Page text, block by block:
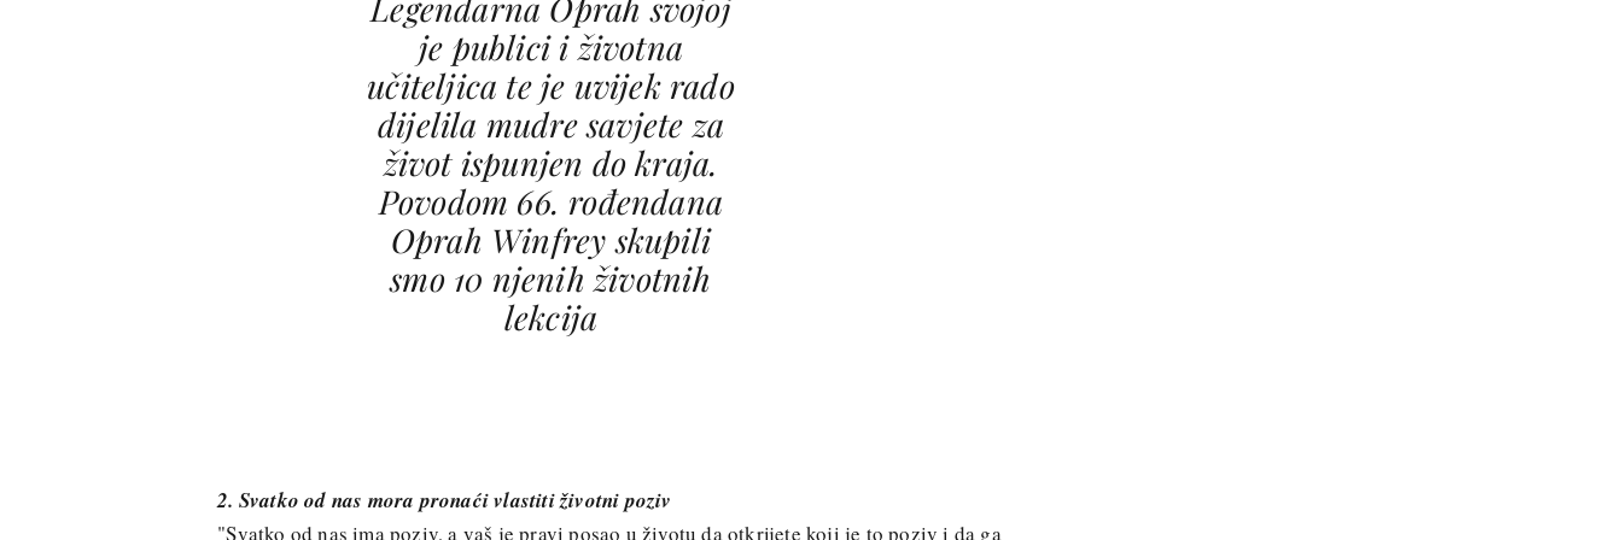
Legendarna Oprah svojoj
je publici i životna
učiteljica te je uvijek rado
dijelila mudre savjete za
život ispunjen do kraja.
Povodom 66. rođendana
Oprah Winfrey skupili
smo 10 njenih životnih
lekcija
2. Svatko od nas mora pronaći vlastiti životni poziv
"Svatko od nas ima poziv, a vaš je pravi posao u životu da otkrijete koji je to poziv i da ga